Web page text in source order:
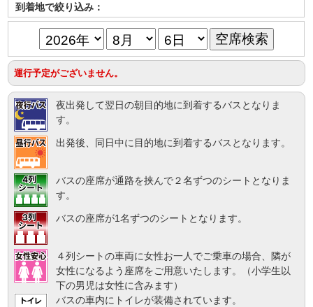
到着地で絞り込み：
運行予定がございません。
夜出発して翌日の朝目的地に到着するバスとなりま
す。
出発後、同日中に目的地に到着するバスとなります。
バスの座席が通路を挟んで２名ずつのシートとなりま
す。
バスの座席が1名ずつのシートとなります。
４列シートの車両に女性お一人でご乗車の場合、隣が
女性になるよう座席をご用意いたします。（小学生以
下の男児は女性に含みます）
バスの車内にトイレが装備されています。